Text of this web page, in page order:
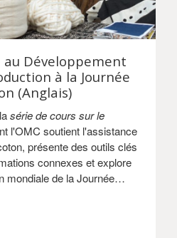
au Développement
à la Journée
(Anglais)
série de cours sur le
l'OMC soutient l'assistance
présente des outils clés
connexes et explore
mondiale de la Journée